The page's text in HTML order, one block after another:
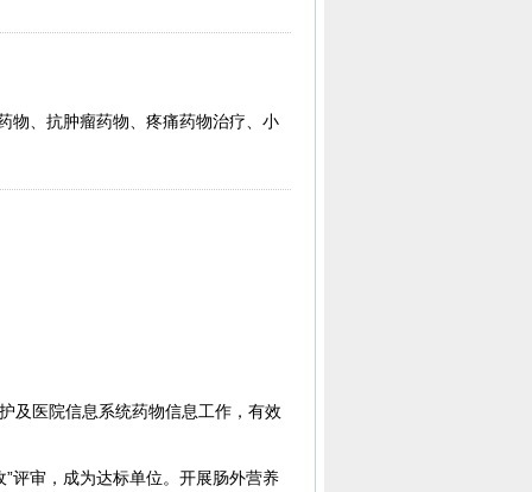
物、抗肿瘤药物、疼痛药物治疗、小
及医院信息系统药物信息工作，有效
评审，成为达标单位。开展肠外营养